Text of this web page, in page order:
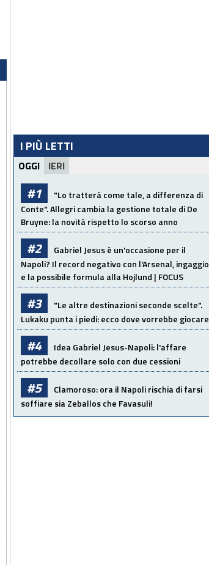
I PIÙ LETTI
OGGI IERI
#1
"Lo tratterà come tale, a differenza di
Conte". Allegri cambia la gestione totale di De
Bruyne: la novità rispetto lo scorso anno
#2
Gabriel Jesus è un'occasione per il
Napoli? Il record negativo con l'Arsenal, ingaggio
e la possibile formula alla Hojlund | FOCUS
#3
"Le altre destinazioni seconde scelte".
Lukaku punta i piedi: ecco dove vorrebbe giocare
#4
Idea Gabriel Jesus-Napoli: l'affare
potrebbe decollare solo con due cessioni
#5
Clamoroso: ora il Napoli rischia di farsi
soffiare sia Zeballos che Favasuli!